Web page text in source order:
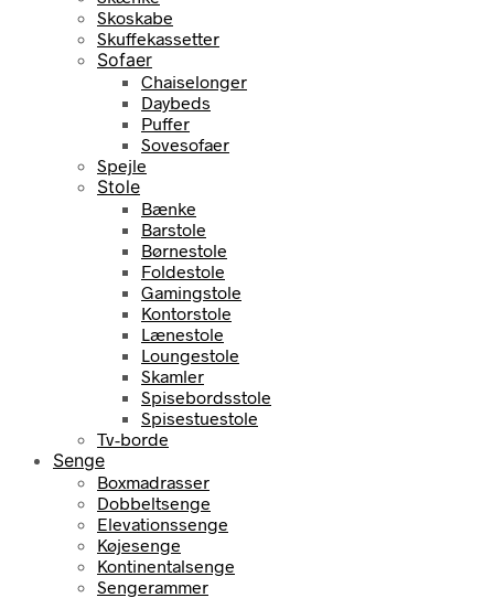
Skoskabe
Skuffekassetter
Sofaer
Chaiselonger
Daybeds
Puffer
Sovesofaer
Spejle
Stole
Bænke
Barstole
Børnestole
Foldestole
Gamingstole
Kontorstole
Lænestole
Loungestole
Skamler
Spisebordsstole
Spisestuestole
Tv-borde
Senge
Boxmadrasser
Dobbeltsenge
Elevationssenge
Køjesenge
Kontinentalsenge
Sengerammer